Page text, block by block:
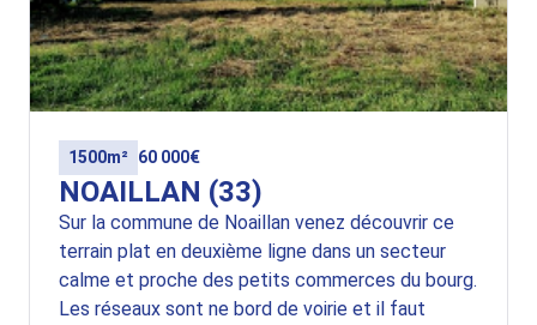
1500m² 60 000€
NOAILLAN (33)
Sur la commune de Noaillan venez découvrir ce
terrain plat en deuxième ligne dans un secteur
calme et proche des petits commerces du bourg.
Les réseaux sont ne bord de voirie et il faut